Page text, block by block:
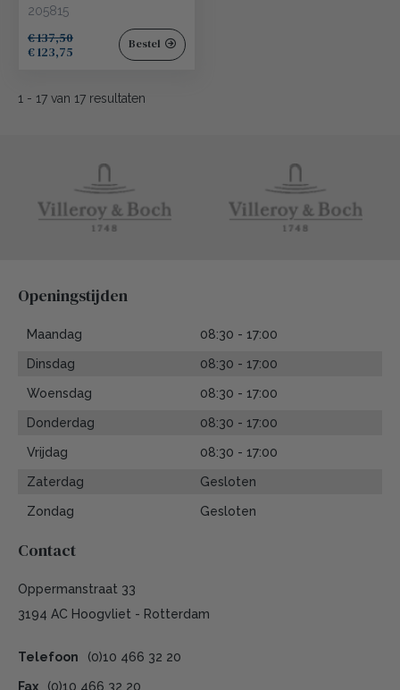
205815
€ 137,50
€ 123,75
Bestel
1 - 17 van 17 resultaten
Openingstijden
Maandag 08:30 - 17:00
Dinsdag 08:30 - 17:00
Woensdag 08:30 - 17:00
Donderdag 08:30 - 17:00
Vrijdag 08:30 - 17:00
Zaterdag Gesloten
Zondag Gesloten
Contact
Oppermanstraat 33
3194 AC Hoogvliet - Rotterdam
Telefoon (0)10 466 32 20
Fax (0)10 466 32 20